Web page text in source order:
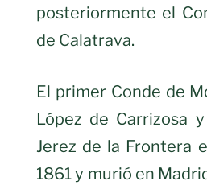
posteriormente el
de Calatrava.
El primer Conde de
López de Carrizosa
Jerez de la Frontera
1861 y murió en